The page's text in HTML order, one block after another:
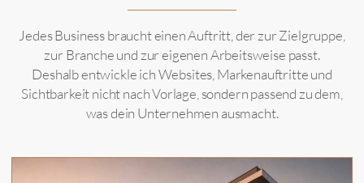
Jedes Business braucht einen Auftritt, der zur Zielgruppe,
zur Branche und zur eigenen Arbeitsweise passt.
Deshalb entwickle ich Websites, Markenauftritte und
Sichtbarkeit nicht nach Vorlage, sondern passend zu dem,
was dein Unternehmen ausmacht.